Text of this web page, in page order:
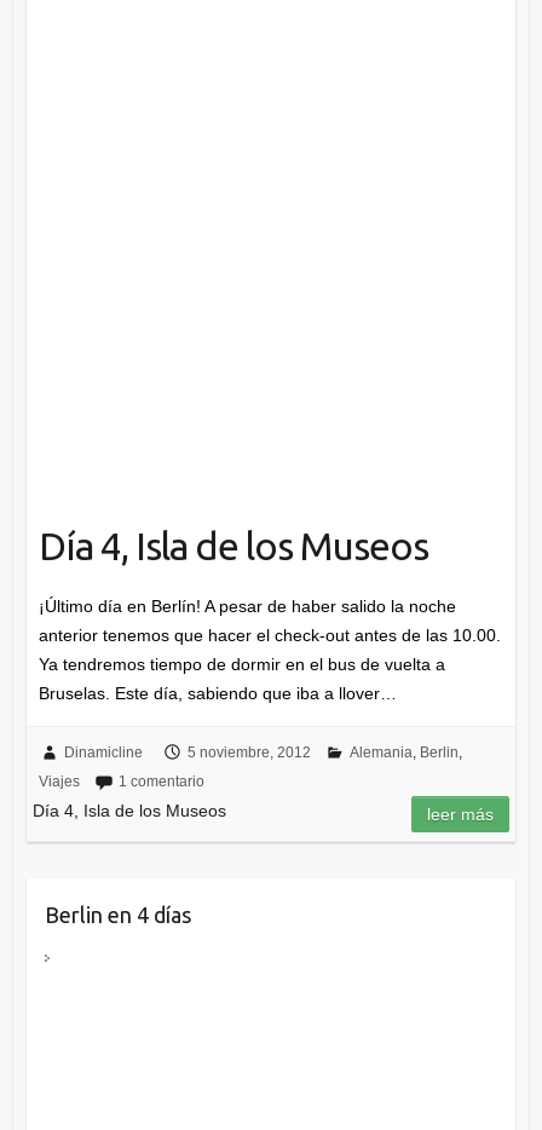
Día 4, Isla de los Museos
¡Último día en Berlín! A pesar de haber salido la noche
anterior tenemos que hacer el check-out antes de las 10.00.
Ya tendremos tiempo de dormir en el bus de vuelta a
Bruselas. Este día, sabiendo que iba a llover…
Dinamicline 5 noviembre, 2012 Alemania, Berlin,
Viajes
1 comentario
Día 4, Isla de los Museos leer más
Berlin en 4 días